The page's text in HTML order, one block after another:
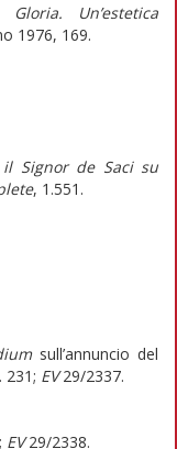
Gloria. Un’estetica
1976, 169.
Signor de Saci su
, 1.551.
sull’annuncio del
231; EV29/2337.
EV29/2338.